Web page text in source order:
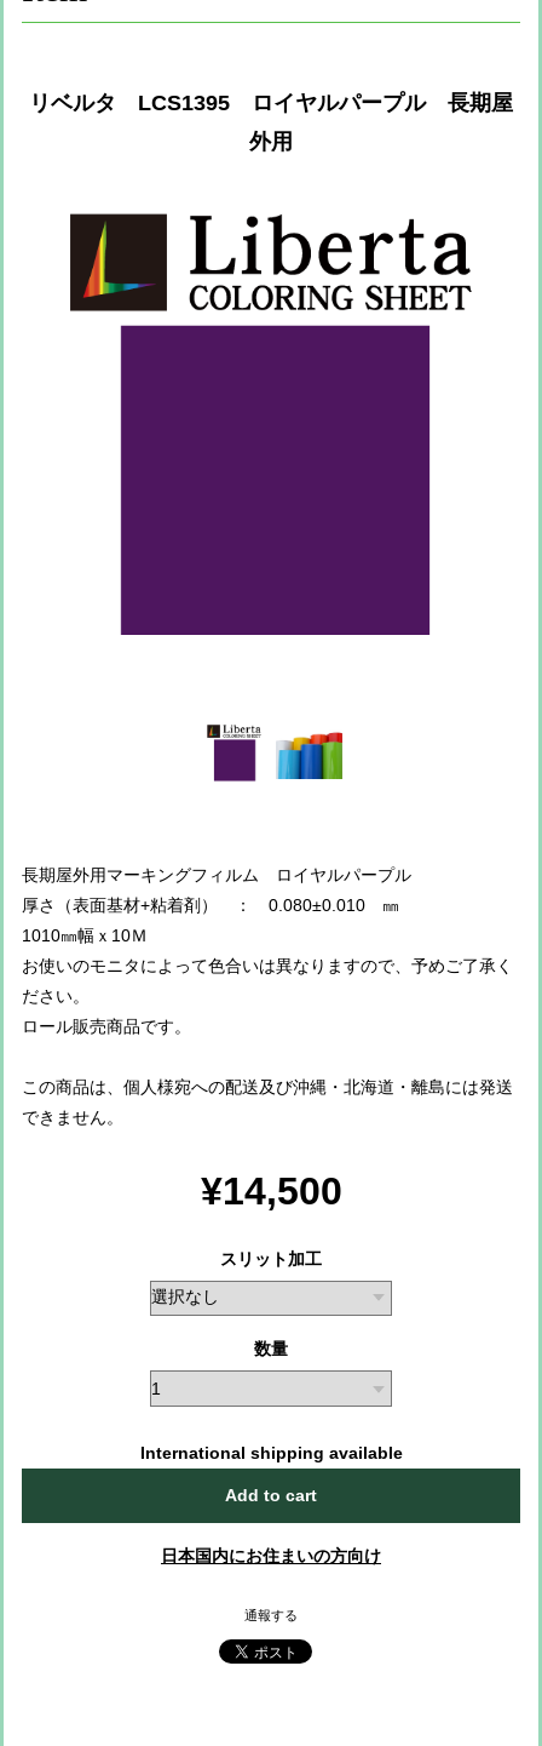
リベルタ LCS1395 ロイヤルパープル 長期屋
外用
長期屋外用マーキングフィルム ロイヤルパープル
厚さ（表面基材+粘着剤） ： 0.080±0.010 ㎜
1010㎜幅ｘ10Ｍ
お使いのモニタによって色合いは異なりますので、予めご了承く
ださい。
ロール販売商品です。
この商品は、個人様宛への配送及び沖縄・北海道・離島には発送
できません。
¥14,500
スリット加工
数量
International shipping available
Add to cart
日本国内にお住まいの方向け
通報する